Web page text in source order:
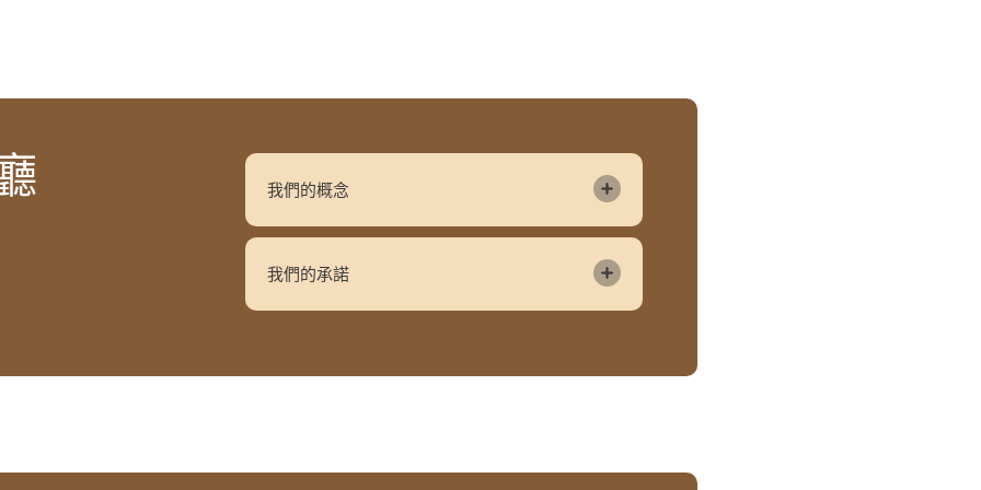
我們的概念
我們的承諾